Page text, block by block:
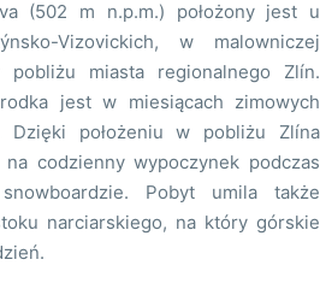
(502 m n.p.m.) położony jest u
Vizovickich, w malowniczej
pobliżu miasta regionalnego Zlín.
jest w miesiącach zimowych
Dzięki położeniu w pobliżu Zlína
codzienny wypoczynek podczas
Pobyt umila także
narciarskiego, na który górskie